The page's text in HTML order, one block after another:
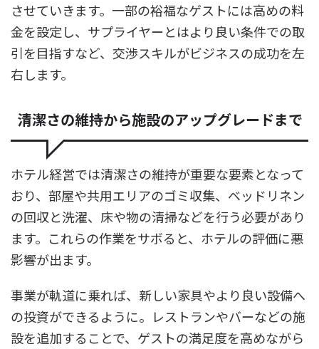
させていきます。一部の裕福なゲストには高めの料
金を設定し、サプライヤーとはより良い条件での取
引を目指すなど、交渉スキルがビジネスの成功を左
右します。
清潔さの維持から施設のアップグレードまで
ホテル経営では清潔さの維持が重要な要素となって
おり、部屋や共用エリアのゴミ収集、ベッドリネン
の回収と洗濯、床や物の清掃などを行う必要があり
ます。これらの作業をサボると、ホテルの評価に悪
影響が出ます。
事業が軌道に乗れば、新しい家具やより良い設備へ
の投資ができるように。レストランやバーなどの施
設を追加することで、ゲストの満足度を高めながら